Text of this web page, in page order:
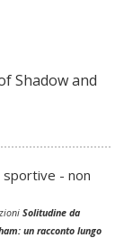
Shadow and
- non
Solitudine da
un racconto lungo